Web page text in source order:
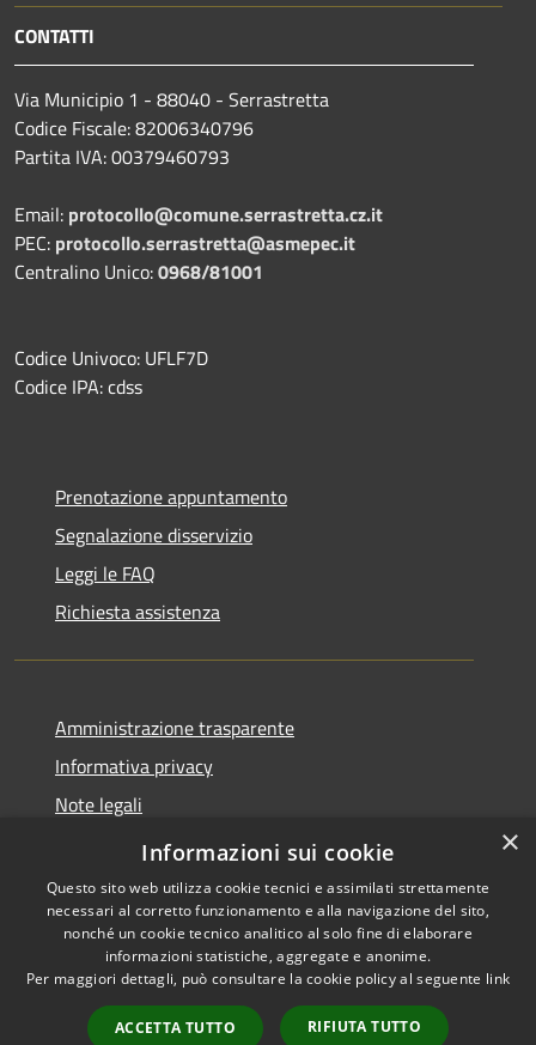
CONTATTI
Via Municipio 1 - 88040 - Serrastretta
Codice Fiscale: 82006340796
Partita IVA: 00379460793
Email: protocollo@comune.serrastretta.cz.it
PEC: protocollo.serrastretta@asmepec.it
Centralino Unico:0968/81001
Codice Univoco: UFLF7D
Codice IPA: cdss
Prenotazione appuntamento
Segnalazione disservizio
Leggi le FAQ
Richiesta assistenza
Amministrazione trasparente
Informativa privacy
Note legali
Dichiarazione di accessibilità
Accessibilità
Copyright © 2026 • Comune di
Serrastretta • Powered by
Municipium•
Accesso
×
Informazioni sui cookie
Questo sito web utilizza cookie tecnici e assimilati strettamente
necessari al corretto funzionamento e alla navigazione del sito,
nonché un cookie tecnico analitico al solo fine di elaborare
informazioni statistiche, aggregate e anonime.
Per maggiori dettagli, può consultare la cookie policy al seguente link
ACCETTA TUTTO RIFIUTA TUTTO